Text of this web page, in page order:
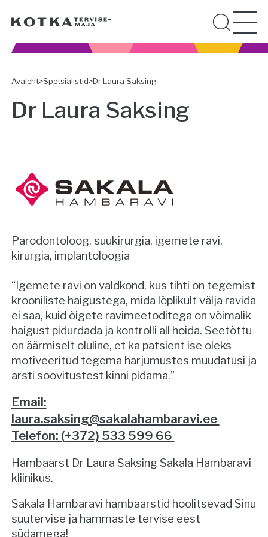
Avaleht>Spetsialistid>Dr Laura Saksing
Dr Laura Saksing
Parodontoloog, suukirurgia, igemete ravi,
kirurgia, implantoloogia
“Igemete ravi on valdkond, kus tihti on tegemist
krooniliste haigustega, mida lõplikult välja ravida
ei saa, kuid õigete ravimeetoditega on võimalik
haigust pidurdada ja kontrolli all hoida. Seetõttu
on äärmiselt oluline, et ka patsient ise oleks
motiveeritud tegema harjumustes muudatusi ja
arsti soovitustest kinni pidama.”
Email:
laura.saksing@sakalahambaravi.ee
Telefon: (+372) 533 599 66
Hambaarst Dr Laura Saksing Sakala Hambaravi
kliinikus.
Sakala Hambaravi hambaarstid hoolitsevad Sinu
suutervise ja hammaste tervise eest
südamega!